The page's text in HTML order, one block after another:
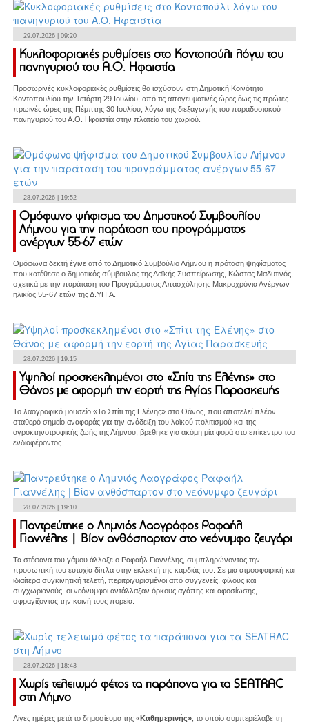
29.07.2026 | 09:20
Κυκλοφοριακές ρυθμίσεις στο Κοντοπούλι λόγω του
πανηγυριού του Α.Ο. Ηφαιστία
Προσωρινές κυκλοφοριακές ρυθμίσεις θα ισχύσουν στη Δημοτική Κοινότητα
Κοντοπουλίου την Τετάρτη 29 Ιουλίου, από τις απογευματινές ώρες έως τις πρώτες
πρωινές ώρες της Πέμπτης 30 Ιουλίου, λόγω της διεξαγωγής του παραδοσιακού
πανηγυριού του Α.Ο. Ηφαιστία στην πλατεία του χωριού.
28.07.2026 | 19:52
Ομόφωνο ψήφισμα του Δημοτικού Συμβουλίου
Λήμνου για την παράταση του προγράμματος
ανέργων 55-67 ετών
Ομόφωνα δεκτή έγινε από το Δημοτικό Συμβούλιο Λήμνου η πρόταση ψηφίσματος
που κατέθεσε ο δημοτικός σύμβουλος της Λαϊκής Συσπείρωσης, Κώστας Μαδυτινός,
σχετικά με την παράταση του Προγράμματος Απασχόλησης Μακροχρόνια Ανέργων
ηλικίας 55-67 ετών της Δ.ΥΠ.Α.
28.07.2026 | 19:15
Υψηλοί προσκεκλημένοι στο «Σπίτι της Ελένης» στο
Θάνος με αφορμή την εορτή της Αγίας Παρασκευής
Το λαογραφικό μουσείο «Το Σπίτι της Ελένης» στο Θάνος, που αποτελεί πλέον
σταθερό σημείο αναφοράς για την ανάδειξη του λαϊκού πολιτισμού και της
αγροκτηνοτροφικής ζωής της Λήμνου, βρέθηκε για ακόμη μία φορά στο επίκεντρο του
ενδιαφέροντος.
28.07.2026 | 19:10
Παντρεύτηκε ο Λημνιός Λαογράφος Ραφαήλ
Γιαννέλης | Βίον ανθόσπαρτον στο νεόνυμφο ζευγάρι
Τα στέφανα του γάμου άλλαξε ο Ραφαήλ Γιαννέλης, συμπληρώνοντας την
προσωπική του ευτυχία δίπλα στην εκλεκτή της καρδιάς του. Σε μια ατμοσφαιρική και
ιδιαίτερα συγκινητική τελετή, περιτριγυρισμένοι από συγγενείς, φίλους και
συγχωριανούς, οι νεόνυμφοι αντάλλαξαν όρκους αγάπης και αφοσίωσης,
σφραγίζοντας την κοινή τους πορεία.
28.07.2026 | 18:43
Χωρίς τελειωμό φέτος τα παράπονα για τα SEATRAC
στη Λήμνο
Λίγες ημέρες μετά το δημοσίευμα της «Καθημερινής» , το οποίο συμπεριέλαβε τη